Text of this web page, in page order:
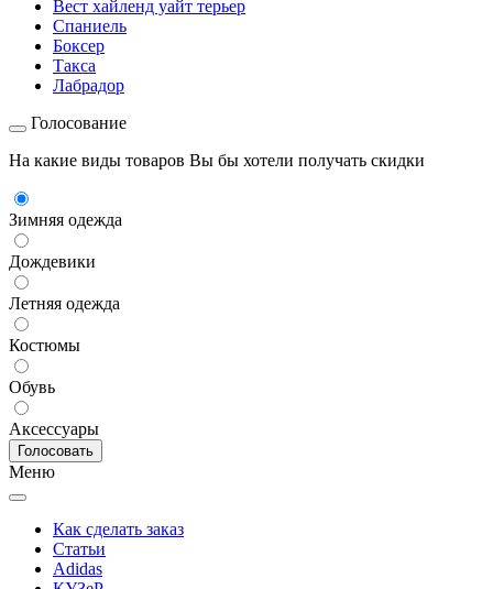
Вест хайленд уайт терьер
Спаниель
Боксер
Такса
Лабрадор
Голосование
На какие виды товаров Вы бы хотели получать скидки
Зимняя одежда
Дождевики
Летняя одежда
Костюмы
Обувь
Аксессуары
Меню
Как сделать заказ
Статьи
Adidas